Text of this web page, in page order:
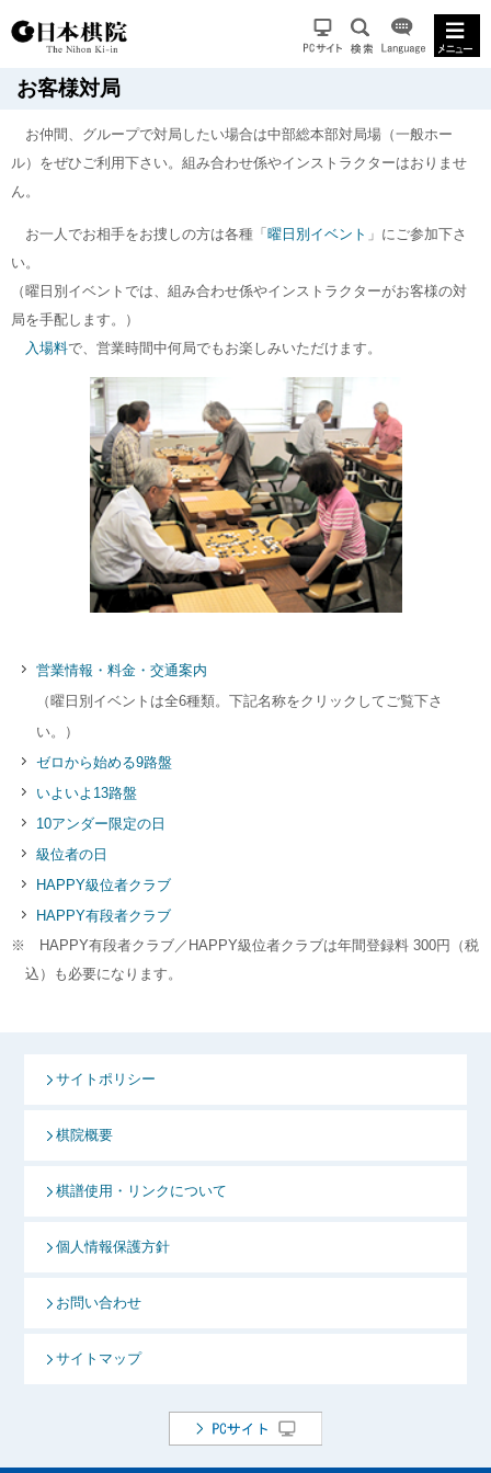
お客様対局
お仲間、グループで対局したい場合は中部総本部対局場（一般ホー
ル）をぜひご利用下さい。組み合わせ係やインストラクターはおりませ
ん。
お一人でお相手をお捜しの方は各種「 曜日別イベント 」にご参加下さ
い。
（曜日別イベントでは、組み合わせ係やインストラクターがお客様の対
局を手配します。）
入場料で、営業時間中何局でもお楽しみいただけます。
営業情報・料金・交通案内
（曜日別イベントは全6種類。下記名称をクリックしてご覧下さ
い。）
ゼロから始める9路盤
いよいよ13路盤
10アンダー限定の日
級位者の日
HAPPY級位者クラブ
HAPPY有段者クラブ
※ HAPPY有段者クラブ／HAPPY級位者クラブは年間登録料 300円（税
込）も必要になります。
サイトポリシー
棋院概要
棋譜使用・リンクについて
個人情報保護方針
お問い合わせ
サイトマップ